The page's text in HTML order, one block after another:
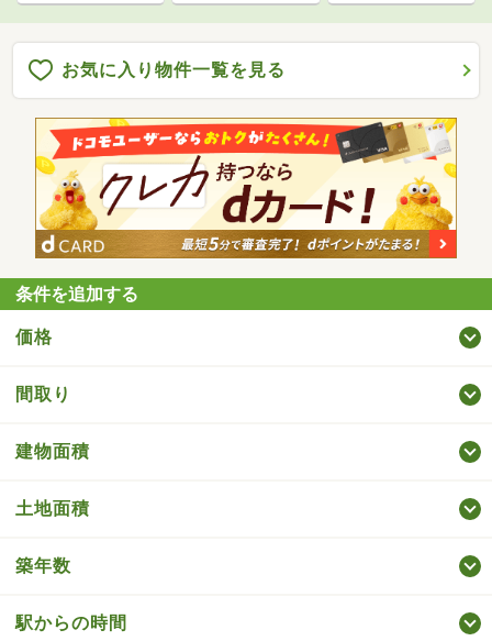
お気に入り物件一覧を見る
条件を追加する
価格
間取り
建物面積
土地面積
築年数
駅からの時間